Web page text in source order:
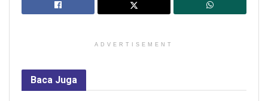
ADVERTISEMENT
Baca Juga